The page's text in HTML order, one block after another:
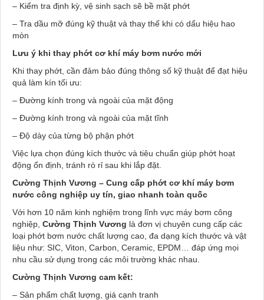
– Kiểm tra định kỳ, vệ sinh sạch sẽ bề mặt phớt
– Tra dầu mỡ đúng kỹ thuật và thay thế khi có dấu hiệu hao
mòn
Lưu ý khi thay phớt cơ khí máy bơm nước mới
Khi thay phớt, cần đảm bảo đúng thông số kỹ thuật để đạt hiệu
quả làm kín tối ưu:
– Đường kính trong và ngoài của mặt động
– Đường kính trong và ngoài của mặt tĩnh
– Độ dày của từng bộ phận phớt
Việc lựa chọn đúng kích thước và tiêu chuẩn giúp phớt hoạt
động ổn định, tránh rò rỉ sau khi lắp đặt.
Cường Thịnh Vương – Cung cấp phớt cơ khí máy bơm
nước công nghiệp uy tín, giao nhanh toàn quốc
Với hơn 10 năm kinh nghiệm trong lĩnh vực máy bơm công
nghiệp, Cường Thịnh Vương là đơn vị chuyên cung cấp các
loại phớt bơm nước chất lượng cao, đa dạng kích thước và vật
liệu như: SIC, Viton, Carbon, Ceramic, EPDM… đáp ứng mọi
nhu cầu sử dụng trong các môi trường khác nhau.
Cường Thịnh Vương cam kết:
– Sản phẩm chất lượng, giá cạnh tranh